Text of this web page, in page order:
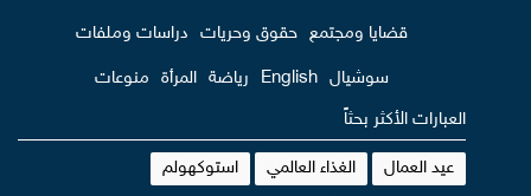
قضايا ومجتمع حقوق وحريات دراسات وملفات
سوشيال English رياضة المرأة منوعات
العبارات الأكثر بحثاً
عيد العمال الغذاء العالمي استوكهولم